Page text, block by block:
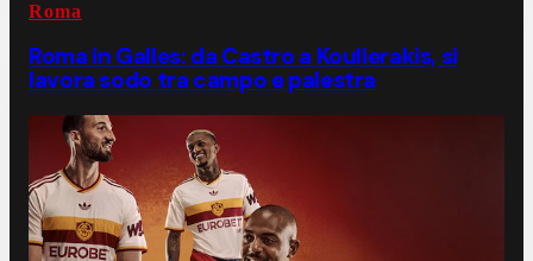
Roma
Roma in Galles: da Castro a Koulierakis, si
lavora sodo tra campo e palestra